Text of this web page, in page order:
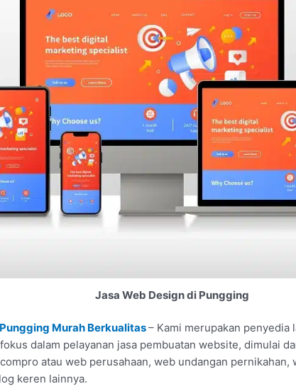
Jasa Web Design di Pungging
Murah Berkualitas– Kami merupakan penyedia
dalam pelayanan jasa pembuatan website, dimulai
atau web perusahaan, web undangan pernikahan,
keren lainnya.